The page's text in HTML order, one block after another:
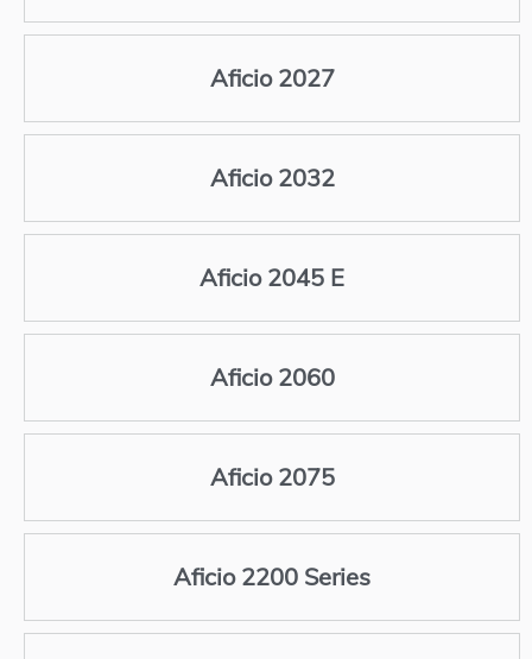
Aficio 2027
Aficio 2032
Aficio 2045 E
Aficio 2060
Aficio 2075
Aficio 2200 Series